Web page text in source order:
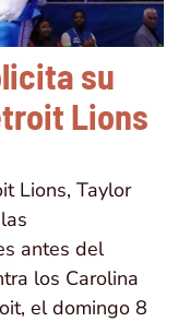
su
Lions
Lions, Taylor
antes del
los Carolina
el domingo 8